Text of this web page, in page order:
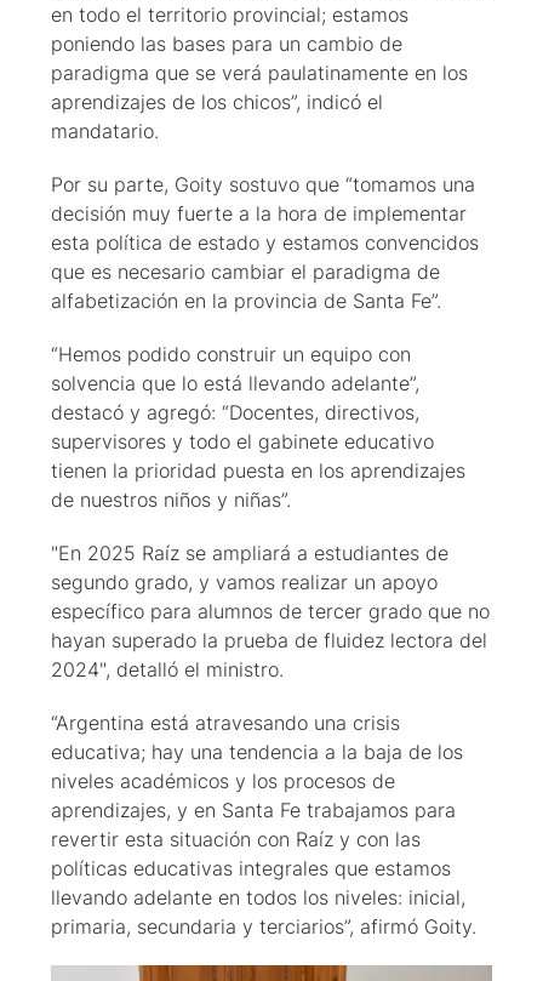
en todo el territorio provincial; estamos
poniendo las bases para un cambio de
paradigma que se verá paulatinamente en los
aprendizajes de los chicos”, indicó el
mandatario.
Por su parte, Goity sostuvo que “tomamos una
decisión muy fuerte a la hora de implementar
esta política de estado y estamos convencidos
que es necesario cambiar el paradigma de
alfabetización en la provincia de Santa Fe”.
“Hemos podido construir un equipo con
solvencia que lo está llevando adelante”,
destacó y agregó: “Docentes, directivos,
supervisores y todo el gabinete educativo
tienen la prioridad puesta en los aprendizajes
de nuestros niños y niñas”.
"En 2025 Raíz se ampliará a estudiantes de
segundo grado, y vamos realizar un apoyo
específico para alumnos de tercer grado que no
hayan superado la prueba de fluidez lectora del
2024", detalló el ministro.
“Argentina está atravesando una crisis
educativa; hay una tendencia a la baja de los
niveles académicos y los procesos de
aprendizajes, y en Santa Fe trabajamos para
revertir esta situación con Raíz y con las
políticas educativas integrales que estamos
llevando adelante en todos los niveles: inicial,
primaria, secundaria y terciarios”, afirmó Goity.